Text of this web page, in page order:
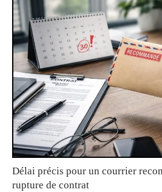
Délai précis pour un courrier
rupture de contrat